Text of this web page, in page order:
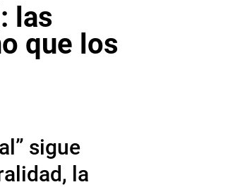
las
que los
sigue
la